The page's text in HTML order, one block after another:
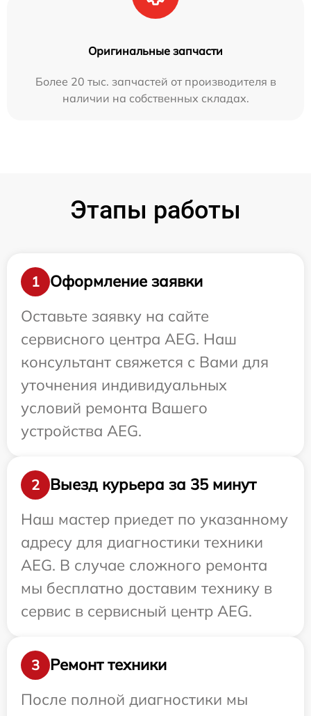
Оригинальные запчасти
Более 20 тыс. запчастей от производителя в
наличии на собственных складах.
Этапы работы
1
Оформление заявки
Оставьте заявку на сайте
сервисного центра AEG. Наш
консультант свяжется с Вами для
уточнения индивидуальных
условий ремонта Вашего
устройства AEG.
2
Выезд курьера за 35 минут
Наш мастер приедет по указанному
адресу для диагностики техники
AEG. В случае сложного ремонта
мы бесплатно доставим технику в
сервис в сервисный центр AEG.
3
Ремонт техники
После полной диагностики мы